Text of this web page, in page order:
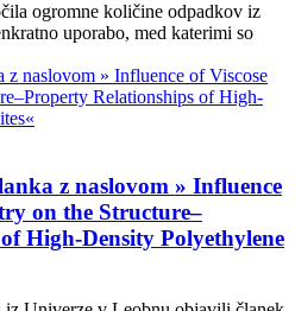
ogromne količine odpadkov iz
uporabo, med katerimi so
z naslovom » Influence
on the Structure–
High-Density Polyethylene